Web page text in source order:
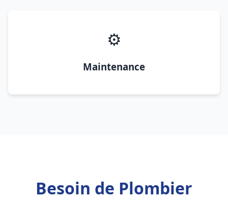
⚙️
Maintenance
Besoin de Plombier